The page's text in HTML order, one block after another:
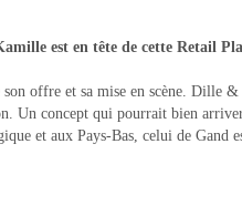
est en tête de cette Retail
offre et sa mise en scène. Dille
Un concept qui pourrait bien
et aux Pays-Bas, celui de Gand